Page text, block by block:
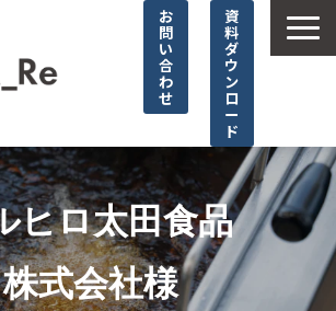
お
問
い
合
わ
せ
資
料
ダ
ウ
ン
ロ
ー
ド
TOP
選ばれる理由
サービス詳細
導入事例
ヒロ太田食品
株式会社様